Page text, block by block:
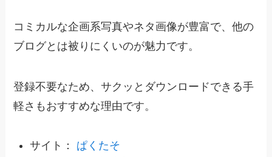
コミカルな企画系写真やネタ画像が豊富で、他の
ブログとは被りにくいのが魅力です。
登録不要なため、サクッとダウンロードできる手
軽さもおすすめな理由です。
サイト： ぱくたそ